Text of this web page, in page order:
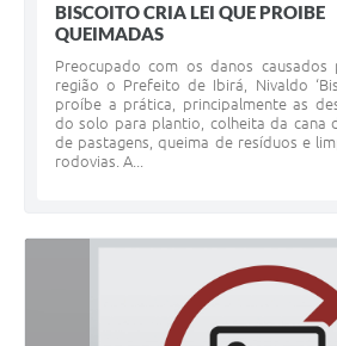
BISCOITO CRIA LEI QUE PROIBE
QUEIMADAS
Preocupado com os danos causados
região o Prefeito de Ibirá, Nivaldo
proíbe a prática, principalmente as
do solo para plantio, colheita da cana
de pastagens, queima de resíduos e
rodovias. A...